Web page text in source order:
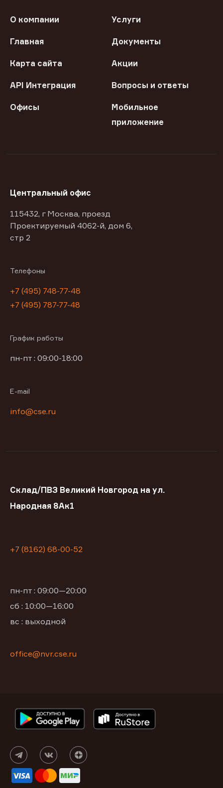
О компании Услуги
Главная Документы
Карта сайта Акции
API Интеграция Вопросы и ответы
Офисы
Мобильное
приложение
Центральный офис
115432, г Москва, проезд
Проектируемый 4062-й, дом 6,
стр 2
Телефоны
+7 (495) 748-77-48
+7 (495) 787-77-48
График работы
пн-пт : 09:00-18:00
E-mail
info@cse.ru
Склад/ПВЗ Великий Новгород на ул.
Народная 8Ак1
+7 (8162) 68-00-52
пн-пт : 09:00—20:00
сб : 10:00—16:00
вс : выходной
office@nvr.cse.ru